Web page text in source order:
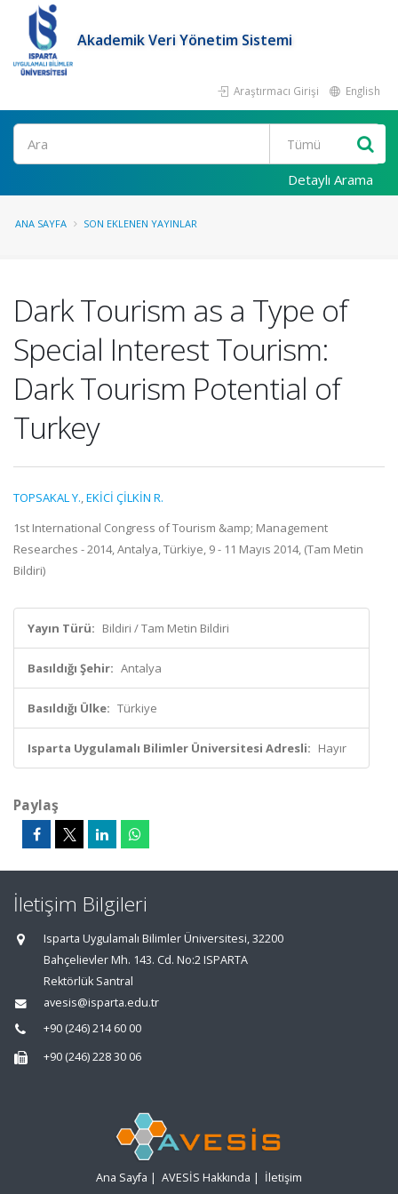
Akademik Veri Yönetim Sistemi
Araştırmacı Girişi English
Ara
Detaylı Arama
ANA SAYFA SON EKLENEN YAYINLAR
Dark Tourism as a Type of
Special Interest Tourism:
Dark Tourism Potential of
Turkey
TOPSAKAL Y.,EKİCİ ÇİLKİN R.
1st International Congress of Tourism &amp; Management
Researches - 2014, Antalya, Türkiye, 9 - 11 Mayıs 2014, (Tam Metin
Bildiri)
Yayın Türü: Bildiri / Tam Metin Bildiri
Basıldığı Şehir: Antalya
Basıldığı Ülke: Türkiye
Isparta Uygulamalı Bilimler Üniversitesi Adresli: Hayır
Paylaş
İletişim Bilgileri
Isparta Uygulamalı Bilimler Üniversitesi, 32200
Bahçelievler Mh. 143. Cd. No:2 ISPARTA
Rektörlük Santral
avesis@isparta.edu.tr
+90 (246) 214 60 00
+90 (246) 228 30 06
Ana Sayfa | AVESİS Hakkında | İletişim